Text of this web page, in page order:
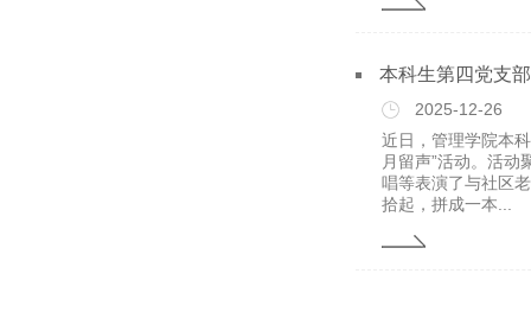
本科生第四党支
2025-12-26
近日，管理学院本
月留声”活动。活
唱等表演了与社区
拾起，拼成一本...